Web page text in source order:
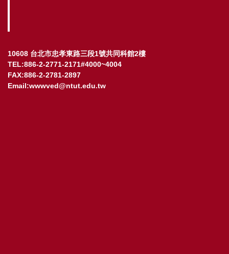
10608 台北市忠孝東路三段1號共同科館2樓
TEL:886-2-2771-2171#4000~4004
FAX:886-2-2781-2897
Email:wwwved@ntut.edu.tw